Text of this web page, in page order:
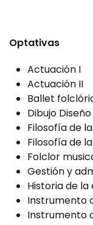
Optativas
Actuación I
Actuación II
Ballet
Dibujo
Filosofía de
Filosofía de
Folclor
Gestión y
Historia de
Instrumento
Instrumento